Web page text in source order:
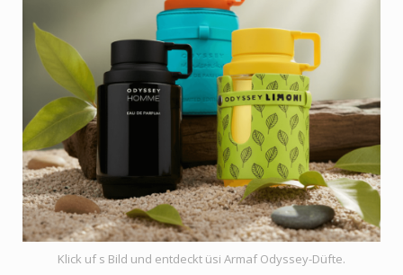
Klick uf s Bild und entdeckt üsi Armaf Odyssey-Düfte.